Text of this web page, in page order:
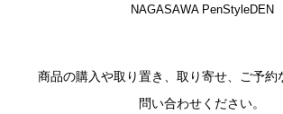
NAGASAWA PenStyleDEN
商品の購入や取り置き、取り寄せ、ご予約
問い合わせください。